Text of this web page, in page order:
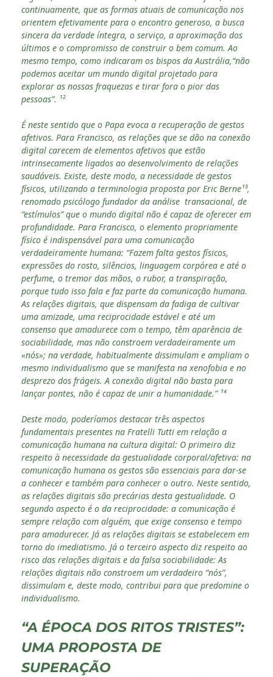
continuamente, que as formas atuais de comunicação nos
orientem efetivamente para o encontro generoso, a busca
sincera da verdade íntegra, o serviço, a aproximação dos
últimos e o compromisso de construir o bem comum. Ao
mesmo tempo, como indicaram os bispos da Austrália,“não
podemos aceitar um mundo digital projetado para
explorar as nossas fraquezas e tirar fora o pior das
pessoas”. ¹²
É neste sentido que o Papa evoca a recuperação de gestos
afetivos. Para Francisco, as relações que se dão na conexão
digital carecem de elementos afetivos que estão
intrinsecamente ligados ao desenvolvimento de relações
saudáveis. Existe, deste modo, a necessidade de gestos
físicos, utilizando a terminologia proposta por Eric Berne¹³,
renomado psicólogo fundador da análise transacional, de
“estímulos” que o mundo digital não é capaz de oferecer em
profundidade. Para Francisco, o elemento propriamente
físico é indispensável para uma comunicação
verdadeiramente humana: “Fazem falta gestos físicos,
expressões do rosto, silêncios, linguagem corpórea e até o
perfume, o tremor das mãos, o rubor, a transpiração,
porque tudo isso fala e faz parte da comunicação humana.
As relações digitais, que dispensam da fadiga de cultivar
uma amizade, uma reciprocidade estável e até um
consenso que amadurece com o tempo, têm aparência de
sociabilidade, mas não constroem verdadeiramente um
«nós»; na verdade, habitualmente dissimulam e ampliam o
mesmo individualismo que se manifesta na xenofobia e no
desprezo dos frágeis. A conexão digital não basta para
lançar pontes, não é capaz de unir a humanidade.” ¹⁴
Deste modo, poderíamos destacar três aspectos
fundamentais presentes na Fratelli Tutti em relação a
comunicação humana na cultura digital: O primeiro diz
respeito à necessidade da gestualidade corporal/afetiva: na
comunicação humana os gestos são essenciais para dar-se
a conhecer e também para conhecer o outro. Neste sentido,
as relações digitais são precárias desta gestualidade. O
segundo aspecto é o da reciprocidade: a comunicação é
sempre relação com alguém, que exige consenso e tempo
para amadurecer. Já as relações digitais se estabelecem em
torno do imediatismo. Já o terceiro aspecto diz respeito ao
risco das relações digitais e da falsa sociabilidade: As
relações digitais não constroem um verdadeiro “nós”,
dissimulam e, deste modo, contribui para que predomine o
individualismo.
“A ÉPOCA DOS RITOS TRISTES”:
UMA PROPOSTA DE
SUPERAÇÃO